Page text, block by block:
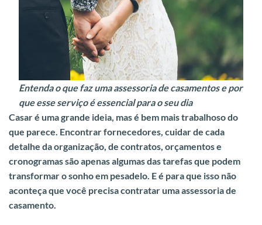
Entenda o que faz uma assessoria de casamentos e por
que esse serviço é essencial para o seu dia
Casar é uma grande ideia, mas é bem mais trabalhoso do
que parece. Encontrar fornecedores, cuidar de cada
detalhe da organização, de contratos, orçamentos e
cronogramas são apenas algumas das tarefas que podem
transformar o sonho em pesadelo. E é para que isso não
aconteça que você precisa contratar uma assessoria de
casamento.